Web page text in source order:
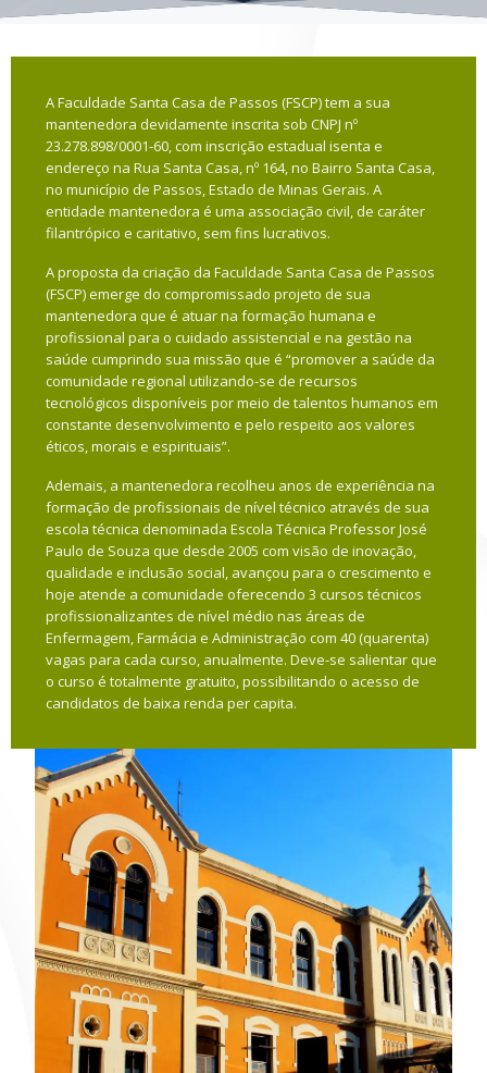
A Faculdade Santa Casa de Passos (FSCP) tem a sua
mantenedora devidamente inscrita sob CNPJ nº
23.278.898/0001-60, com inscrição estadual isenta e
endereço na Rua Santa Casa, nº 164, no Bairro Santa Casa,
no município de Passos, Estado de Minas Gerais. A
entidade mantenedora é uma associação civil, de caráter
filantrópico e caritativo, sem fins lucrativos.
A proposta da criação da Faculdade Santa Casa de Passos
(FSCP) emerge do compromissado projeto de sua
mantenedora que é atuar na formação humana e
profissional para o cuidado assistencial e na gestão na
saúde cumprindo sua missão que é “promover a saúde da
comunidade regional utilizando-se de recursos
tecnológicos disponíveis por meio de talentos humanos em
constante desenvolvimento e pelo respeito aos valores
éticos, morais e espirituais”.
Ademais, a mantenedora recolheu anos de experiência na
formação de profissionais de nível técnico através de sua
escola técnica denominada Escola Técnica Professor José
Paulo de Souza que desde 2005 com visão de inovação,
qualidade e inclusão social, avançou para o crescimento e
hoje atende a comunidade oferecendo 3 cursos técnicos
profissionalizantes de nível médio nas áreas de
Enfermagem, Farmácia e Administração com 40 (quarenta)
vagas para cada curso, anualmente. Deve-se salientar que
o curso é totalmente gratuito, possibilitando o acesso de
candidatos de baixa renda per capita.